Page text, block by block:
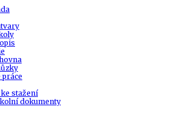
práce
stažení
dokumenty